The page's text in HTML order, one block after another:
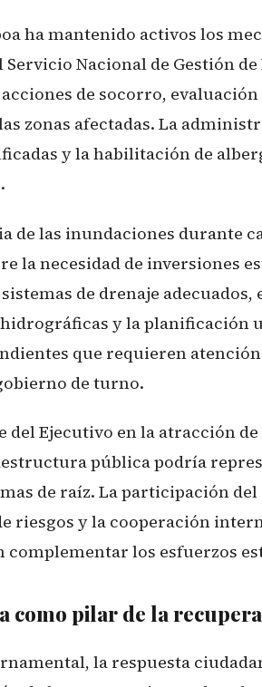
ha mantenido activos los
Nacional de Gestión
acciones de socorro,
zonas afectadas. La
y la habilitación de
de las inundaciones durante
la necesidad de inversiones
de drenaje adecuados,
y la planificación
que requieren
de turno.
del Ejecutivo en la atracción
pública podría
de raíz. La participación
riesgos y la cooperación
los esfuerzos
como pilar de la
la respuesta